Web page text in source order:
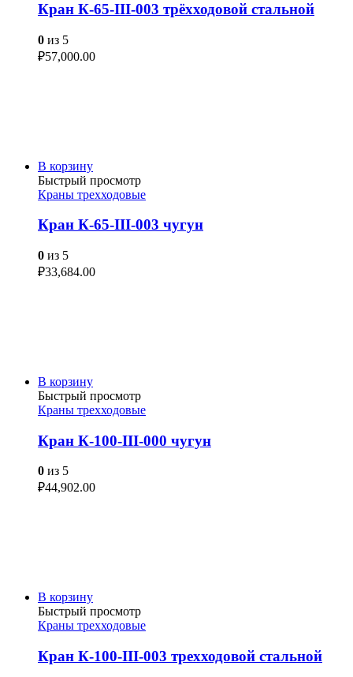
Кран К-65-III-003 трёхходовой стальной
0 из 5
₽57,000.00
В корзину
Быстрый просмотр
Краны трехходовые
Кран К-65-III-003 чугун
0 из 5
₽33,684.00
В корзину
Быстрый просмотр
Краны трехходовые
Кран К-100-III-000 чугун
0 из 5
₽44,902.00
В корзину
Быстрый просмотр
Краны трехходовые
Кран К-100-III-003 трехходовой стальной